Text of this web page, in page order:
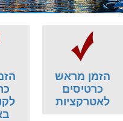
הזמן מראש
כרטיסים
לאטרקציות